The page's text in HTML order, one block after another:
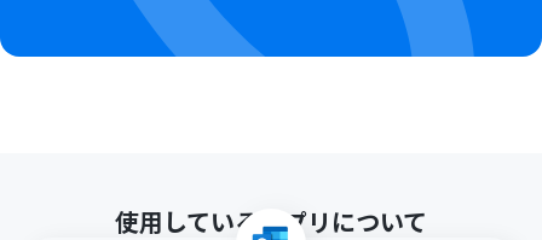
使用しているアプリについて